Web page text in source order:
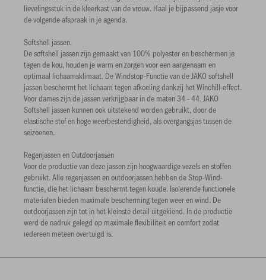
lievelingsstuk in de kleerkast van de vrouw. Haal je bijpassend jasje voor
de volgende afspraak in je agenda.
Softshell jassen.
De softshell jassen zijn gemaakt van 100% polyester en beschermen je
tegen de kou, houden je warm en zorgen voor een aangenaam en
optimaal lichaamsklimaat. De Windstop-Functie van de JAKO softshell
jassen beschermt het lichaam tegen afkoeling dankzij het Winchill-effect.
Voor dames zijn de jassen verkrijgbaar in de maten 34 - 44. JAKO
Softshell jassen kunnen ook uitstekend worden gebruikt, door de
elastische stof en hoge weerbestendigheid, als overgangsjas tussen de
seizoenen.
Regenjassen en Outdoorjassen
Voor de productie van deze jassen zijn hoogwaardige vezels en stoffen
gebruikt. Alle regenjassen en outdoorjassen hebben de Stop-Wind-
functie, die het lichaam beschermt tegen koude. Isolerende functionele
materialen bieden maximale bescherming tegen weer en wind. De
outdoorjassen zijn tot in het kleinste detail uitgekiend. In de productie
werd de nadruk gelegd op maximale flexibiliteit en comfort zodat
iedereen meteen overtuigd is.